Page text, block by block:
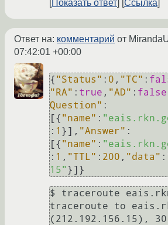
Показать ответ Ссылка
Ответ на: комментарий от
07:42:01 +00:00
{ "Status" : 0 , "TC" :
"RA" : true , "AD" : false
Question" :
[{ "name" :
: 1 } ] , "Answer" :
[{ "name" :
: 1 , "TTL" : 200 , "data" :
15"} ] }
$ traceroute
traceroute to
(212.192.156.15),